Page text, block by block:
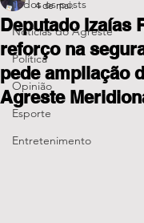
Todos os posts
Notícias do Agreste
Política
Opinião
Esporte
Entretenimento
Deputado Izaías
reforço na
pede ampliação
Agreste
4 de mai.